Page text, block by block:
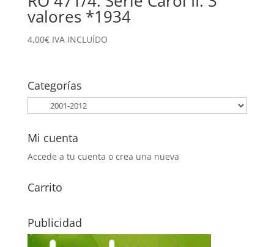
valores *1934
4,00€ IVA INCLUÍDO
Categorías
Mi cuenta
Accede a tu cuenta o crea una nueva
Carrito
Publicidad